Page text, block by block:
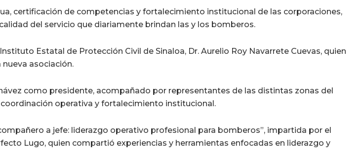
certificación de competencias y fortalecimiento institucional de las corporaciones,
del servicio que diariamente brindan las y los bomberos.
Estatal de Protección Civil de Sinaloa, Dr. Aurelio Roy Navarrete Cuevas, quien
asociación.
como presidente, acompañado por representantes de las distintas zonas del
operativa y fortalecimiento institucional.
a jefe: liderazgo operativo profesional para bomberos”, impartida por el
Lugo, quien compartió experiencias y herramientas enfocadas en liderazgo y